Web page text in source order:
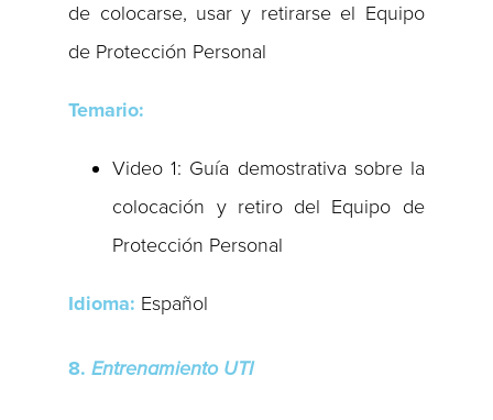
de colocarse, usar y retirarse el Equipo
de Protección Personal
Temario:
Video 1: Guía demostrativa sobre la
colocación y retiro del Equipo de
Protección Personal
Idioma: Español
8.Entrenamiento UTI